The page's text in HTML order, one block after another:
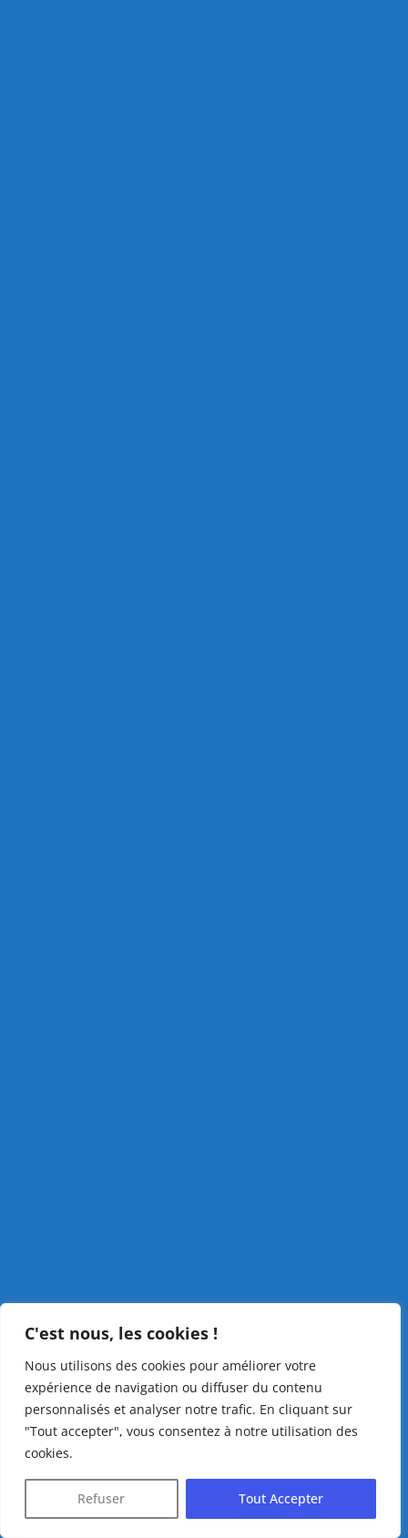
C'est nous, les cookies !
Nous utilisons des cookies pour améliorer votre
expérience de navigation ou diffuser du contenu
personnalisés et analyser notre trafic. En cliquant sur
"Tout accepter", vous consentez à notre utilisation des
cookies.
Refuser Tout Accepter